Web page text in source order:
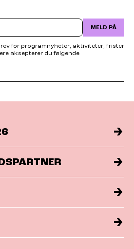
MELD PÅ
for programnyheter, aktiviteter, frister
aksepterer du følgende